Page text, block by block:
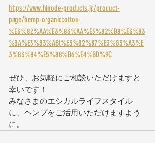
https://www.hinode-products.jp/product-
page/hemp-organiccotton-
%E3%82%AA%E3%83%AA%E3%82%B8%E3%83
%8A%E3%83%ABt%E3%82%B7%E3%83%A3%E
3%83%84%E5%88%B6%E4%BD%9C
ぜひ、お気軽にご相談いただけますと
幸いです！
みなさまのエシカルライフスタイル
に、ヘンプをご活用いただけますよう
に。